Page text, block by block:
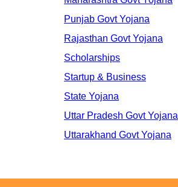
Punjab Govt Yojana
Rajasthan Govt Yojana
Scholarships
Startup & Business
State Yojana
Uttar Pradesh Govt Yojana
Uttarakhand Govt Yojana